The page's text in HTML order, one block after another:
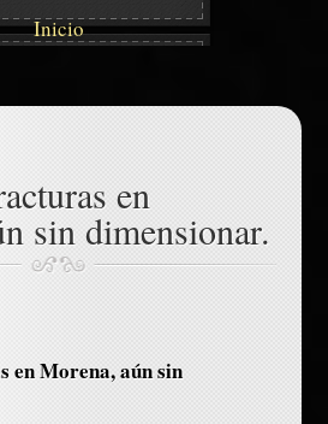
Inicio
en
sin dimensionar.
en Morena, aún sin